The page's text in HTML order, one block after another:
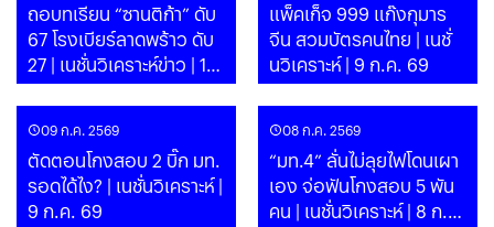
ถอบทเรียน “ซานติก้า” ดับ
67 โรงเบียร์ลาดพร้าว ดับ
27 | เนชั่นวิเคราะห์ข่าว | 13
ก.ค. 69
แพ็คเก็จ 999 แก๊งกุมาร
จีน สวมบัตรคนไทย | เนชั่
นวิเคราะห์ | 9 ก.ค. 69
09 ก.ค. 2569
ตัดตอนโกงสอบ 2 บิ๊ก มท.
รอดได้ไง? | เนชั่นวิเคราะห์ |
9 ก.ค. 69
08 ก.ค. 2569
“มท.4” ลั่นไม่ลุยไฟโดนเผา
เอง จ่อฟันโกงสอบ 5 พัน
คน | เนชั่นวิเคราะห์ | 8 ก.ค.